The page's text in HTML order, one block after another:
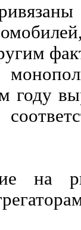
году
на